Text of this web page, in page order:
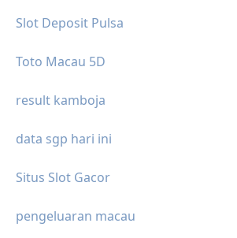
Slot Deposit Pulsa
Toto Macau 5D
result kamboja
data sgp hari ini
Situs Slot Gacor
pengeluaran macau